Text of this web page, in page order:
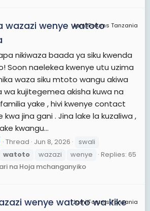
JamiiForums Tanzania
wazazi wenye watoto
nikiwaza baada ya siku kwenda
Soon naelekea kwenye utu uzima
waza siku mtoto wangu akiwa
kujitegemea akisha kuwa na
yake , hivi kwenye contact
jina gani . Jina lake la kuzaliwa ,
kwangu...
Thread Jun 8, 2026
swali
watoto wazazi wenye
Replies: 65
na Hoja mchanganyiko
JamiiForums Tanzania
wenye watoto wa kike